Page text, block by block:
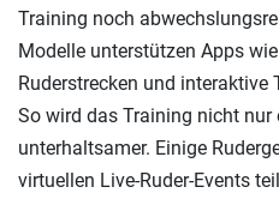
Training noch
Modelle unterstützen Apps wie
Ruderstrecken und
So wird das Training nicht nur
unterhaltsamer. Einige
virtuellen Live-Ruder-Events